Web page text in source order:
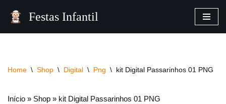
Festas Infantil
Home \ Shop \ Digital \ Png \ kit Digital Passarinhos 01 PNG
Início » Shop » kit Digital Passarinhos 01 PNG